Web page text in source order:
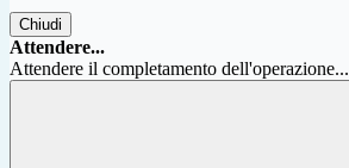
Chiudi
Attendere...
Attendere il completamento dell'operazione...